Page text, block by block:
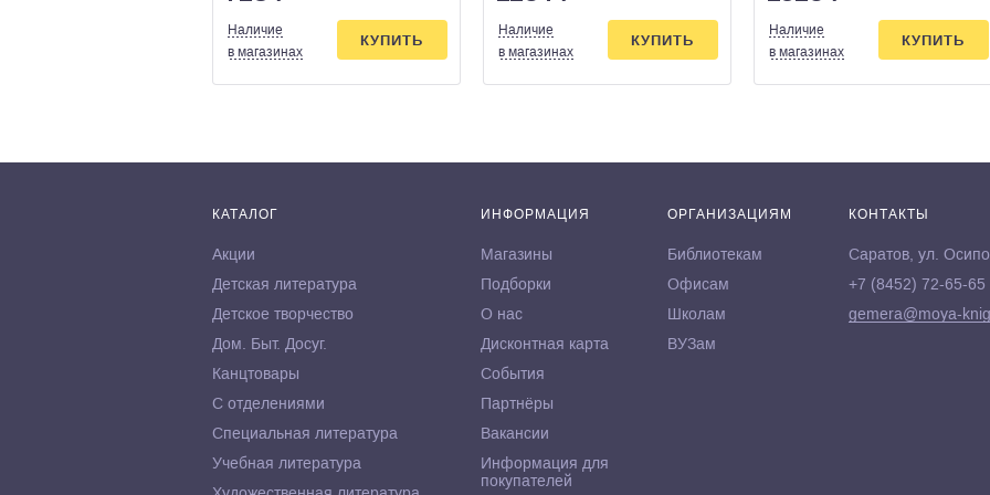
Наличие
в магазинах
КУПИТЬ
Наличие
в магазинах
КУПИТЬ
Наличие
в магазинах
КУПИТЬ
КАТАЛОГ
Акции
Детская литература
Детское творчество
Дом. Быт. Досуг.
Канцтовары
С отделениями
Специальная литература
Учебная литература
ИНФОРМАЦИЯ
Магазины
Подборки
О нас
Дисконтная карта
События
Партнёры
Вакансии
Информация для
покупателей
ОРГАНИЗАЦИЯМ
Библиотекам
Офисам
Школам
ВУЗам
КОНТАКТЫ
Саратов, ул.
+7 (8452) 72-65-65
gemera@moya-